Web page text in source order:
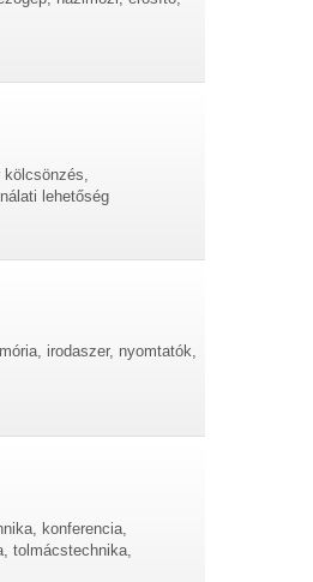
lehetőség
irodaszer, nyomtatók,
konferencia,
tolmácstechnika,